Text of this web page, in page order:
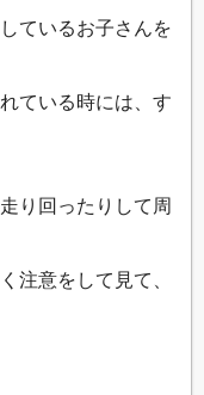
ているお子さんを
ている時には、す
り回ったりして周
注意をして見て、